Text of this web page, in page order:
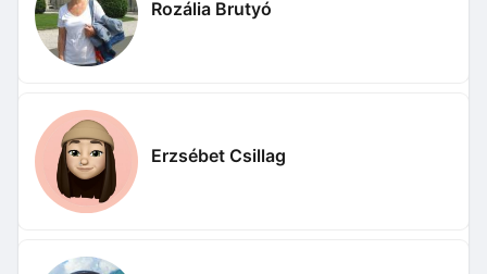
Rozália Brutyó
Erzsébet Csillag